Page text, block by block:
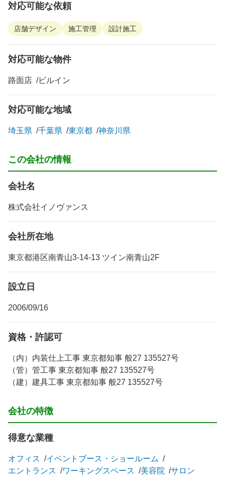
対応可能な依頼
店舗デザイン 施工管理 設計施工
対応可能な物件
路面店 ビルイン
対応可能な地域
埼玉県 千葉県 東京都 神奈川県
この会社の情報
会社名
株式会社イノヴァンス
会社所在地
東京都港区南青山3-14-13 ツイン南青山2F
設立日
2006/09/16
資格・許認可
（内）内装仕上工事 東京都知事 般27 135527号
（管）管工事 東京都知事 般27 135527号
（建）建具工事 東京都知事 般27 135527号
会社の特徴
得意な業種
オフィス
イベントブース・ショールーム
エントランス
ワーキングスペース 美容院 サロン